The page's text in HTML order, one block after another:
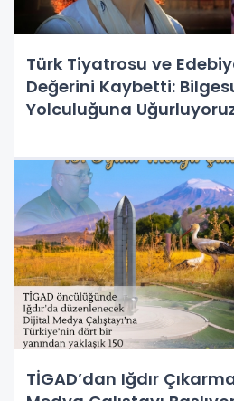
Türk Tiyatrosu ve
Değerini Kaybetti:
Yolculuğuna
TİGAD’dan Iğdır